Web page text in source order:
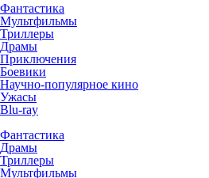
Фантастика
Мультфильмы
Триллеры
Драмы
Приключения
Боевики
Научно-популярное кино
Ужасы
Blu-ray
Фантастика
Драмы
Триллеры
Мультфильмы